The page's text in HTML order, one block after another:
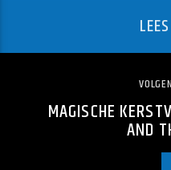
MAGISCHE
AND